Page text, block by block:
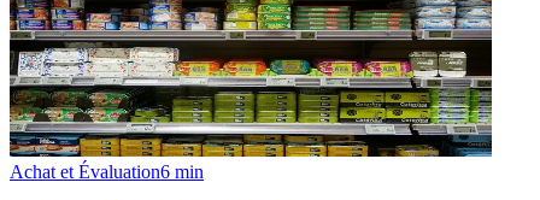
Achat et Évaluation6 min